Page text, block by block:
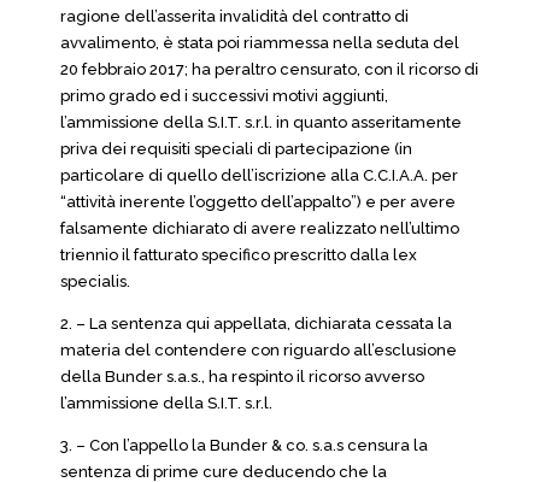
ragione dell’asserita invalidità del contratto di
avvalimento, è stata poi riammessa nella seduta del
20 febbraio 2017; ha peraltro censurato, con il ricorso di
primo grado ed i successivi motivi aggiunti,
l’ammissione della S.I.T. s.r.l. in quanto asseritamente
priva dei requisiti speciali di partecipazione (in
particolare di quello dell’iscrizione alla C.C.I.A.A. per
“attività inerente l’oggetto dell’appalto”) e per avere
falsamente dichiarato di avere realizzato nell’ultimo
triennio il fatturato specifico prescritto dalla lex
specialis.
2. – La sentenza qui appellata, dichiarata cessata la
materia del contendere con riguardo all’esclusione
della Bunder s.a.s., ha respinto il ricorso avverso
l’ammissione della S.I.T. s.r.l.
3. – Con l’appello la Bunder & co. s.a.s censura la
sentenza di prime cure deducendo che la